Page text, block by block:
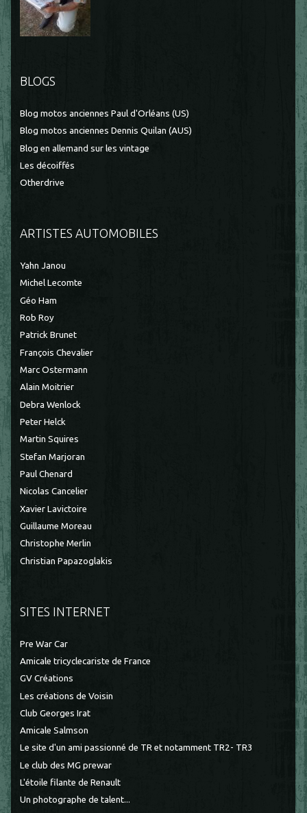
BLOGS
Blog motos anciennes Paul d'Orléans (US)
Blog motos anciennes Dennis Quilan (AUS)
Blog en allemand sur les vintage
Les décoiffés
Otherdrive
ARTISTES AUTOMOBILES
Yahn Janou
Michel Lecomte
Géo Ham
Rob Roy
Patrick Brunet
François Chevalier
Marc Ostermann
Alain Moitrier
Debra Wenlock
Peter Helck
Martin Squires
Stefan Marjoran
Paul Chenard
Nicolas Cancelier
Xavier Lavictoire
Guillaume Moreau
Christophe Merlin
Christian Papazoglakis
SITES INTERNET
Pre War Car
Amicale tricyclecariste de France
GV Créations
Les créations de Voisin
Club Georges Irat
Amicale Salmson
Le site d'un ami passionné de TR et notamment TR2- TR3
Le club des MG prewar
L'étoile filante de Renault
Un photographe de talent...